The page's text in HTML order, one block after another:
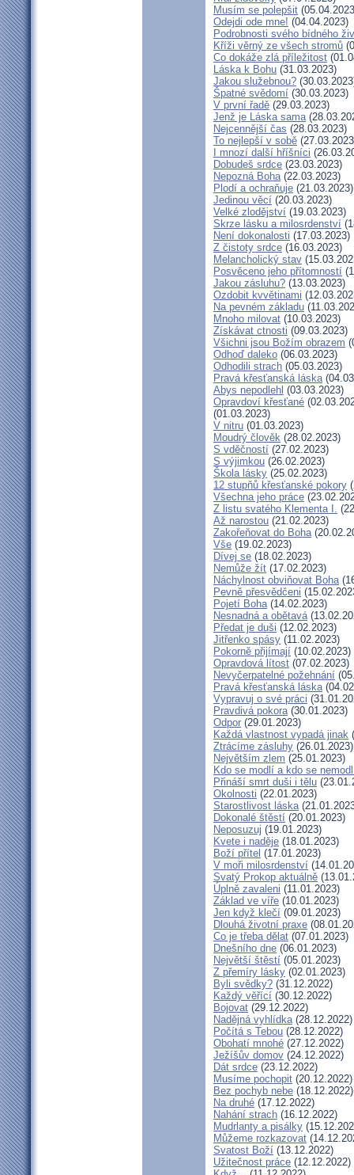
Musím se polepšit
Odejdi ode mne! (04.04.2023)
Podrobnosti svého bídného
Kříži věrný ze všech stromů
Co dokáže zlá příležitost
Láska k Bohu (31.03.2023)
Jakou služebnou?
Špatné svědomí (30.03.2023)
V první řadě (29.03.2023)
Jenž je Láska sama
Nejcennější čas (28.03.2023)
To nejlepší v sobě
I mnozí další hříšníci
Dobudeš srdce (23.03.2023)
Nepozná Boha(22.03.2023)
Plodí a ochraňuje (21.03.2023)
Jedinou věcí (20.03.2023)
Velké zlodějství (19.03.2023)
Skrze lásku a milosrdenství
Není dokonalosti (17.03.2023)
Z čistoty srdce (16.03.2023)
Melancholický stav
Posvěceno jeho přítomností
Jakou zásluhu? (13.03.2023)
Ozdobit kvvětinami
Na pevném základu
Mnoho milovat (10.03.2023)
Získávat ctnosti (09.03.2023)
Všichni jsou Božím obrazem
Odhoď daleko (06.03.2023)
Odhodili strach (05.03.2023)
Pravá křesťanská láska
Abys nepodlehl (03.03.2023)
Opravdoví křesťané
(01.03.2023)
V nitru (01.03.2023)
Moudrý člověk (28.02.2023)
S vděčností (27.02.2023)
S výjimkou (26.02.2023)
Škola lásky (25.02.2023)
12 stupňů křesťanské pokory
Všechna jeho práce
Z listu svatého Klementa I.
Až narostou (21.02.2023)
Zakořeňovat do Boha
Vše (19.02.2023)
Dívej se (18.02.2023)
Nemůže žít (17.02.2023)
Náchylnost obviňovat Boha
Pevně přesvědčeni
Pojetí Boha(14.02.2023)
Nesnadná a obětavá
Předat je duši (12.02.2023)
Jitřenko spásy (11.02.2023)
Pokorně přijímají (10.02.2023)
Opravdová lítost (07.02.2023)
Nevyčerpatelné požehnání
Pravá křesťanská láska
Vypravuj o své práci
Pravdivá pokora(30.01.2023)
Odpor (29.01.2023)
Každá vlastnost vypadá jinak
Ztrácíme zásluhy (26.01.2023)
Největším zlem (25.01.2023)
Kdo se modlí a kdo se
Přináší smrt duši i tělu
Okolnosti (22.01.2023)
Starostlivost láska
Dokonalé štěstí (20.01.2023)
Neposuzuj (19.01.2023)
Kvete i naděje (18.01.2023)
Boží přítel (17.01.2023)
V moři milosrdenství
Svatý Prokop aktuálně
Úplně zavaleni (11.01.2023)
Základ ve víře (10.01.2023)
Jen když klečí (09.01.2023)
Dlouhá životní praxe
Co je třeba dělat (07.01.2023)
Dnešního dne (06.01.2023)
Největší štěstí (05.01.2023)
Z přemíry lásky (02.01.2023)
Byli svědky? (31.12.2022)
Každý věřící (30.12.2022)
Bojovat (29.12.2022)
Nadějná vyhlídka(28.12.2022)
Počítá s Tebou (28.12.2022)
Obohatí mnohé (27.12.2022)
Ježíšův domov (24.12.2022)
Dát srdce (23.12.2022)
Musíme pochopit (20.12.2022)
Bez pochyb nebe (18.12.2022)
Na druhé (17.12.2022)
Nahání strach (16.12.2022)
Mudrlanty a pisálky
Můžeme rozkazovat
Svatost Boží (13.12.2022)
Užitečnost práce (12.12.2022)